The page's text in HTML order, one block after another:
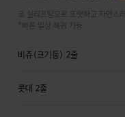
코 실리프팅으로 또렷하고 자연스
*빠른 일상 복귀 가능
비쥬(코기둥) 2줄
콧대 2줄